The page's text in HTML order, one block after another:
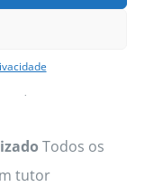
por
Todos os
tutor